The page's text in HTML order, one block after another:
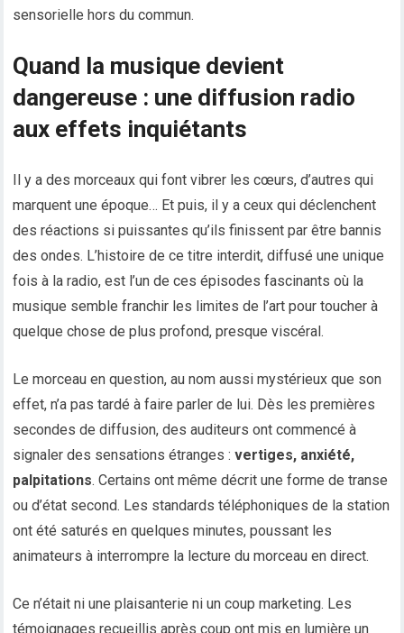
sensorielle hors du commun.
Quand la musique devient
dangereuse : une diffusion radio
aux effets inquiétants
Il y a des morceaux qui font vibrer les cœurs, d’autres qui
marquent une époque… Et puis, il y a ceux qui déclenchent
des réactions si puissantes qu’ils finissent par être bannis
des ondes. L’histoire de ce titre interdit, diffusé une unique
fois à la radio, est l’un de ces épisodes fascinants où la
musique semble franchir les limites de l’art pour toucher à
quelque chose de plus profond, presque viscéral.
Le morceau en question, au nom aussi mystérieux que son
effet, n’a pas tardé à faire parler de lui. Dès les premières
secondes de diffusion, des auditeurs ont commencé à
signaler des sensations étranges :vertiges, anxiété,
palpitations. Certains ont même décrit une forme de transe
ou d’état second. Les standards téléphoniques de la station
ont été saturés en quelques minutes, poussant les
animateurs à interrompre la lecture du morceau en direct.
Ce n’était ni une plaisanterie ni un coup marketing. Les
témoignages recueillis après coup ont mis en lumière un